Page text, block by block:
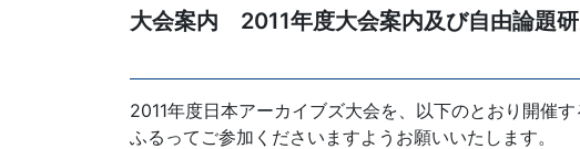
大会案内 2011年度大会案内及び自由論題
2011年度日本アーカイブズ大会を、以下のとおり開催す
ふるってご参加くださいますようお願いいたします。